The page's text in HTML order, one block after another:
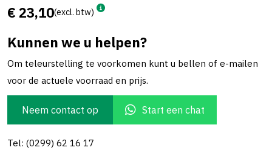
€ 23,10(excl. btw)
Kunnen we u helpen?
Om teleurstelling te voorkomen kunt u bellen of e-mailen
voor de actuele voorraad en prijs.
Neem contact op Start een chat
Tel: (0299) 62 16 17